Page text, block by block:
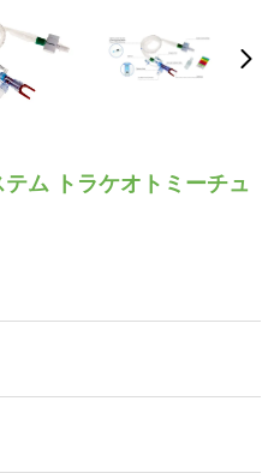
ム トラケオトミーチュ